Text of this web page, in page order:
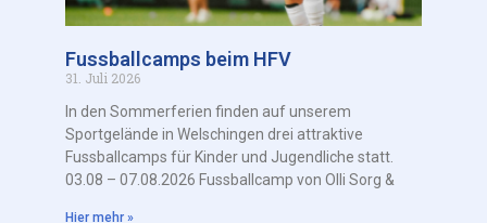
Fussballcamps beim HFV
31. Juli 2026
In den Sommerferien finden auf unserem
Sportgelände in Welschingen drei attraktive
Fussballcamps für Kinder und Jugendliche statt.
03.08 – 07.08.2026 Fussballcamp von Olli Sorg &
Hier mehr »